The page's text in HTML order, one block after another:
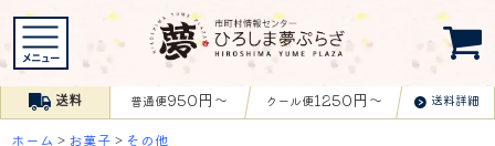
送料 普通便950円〜 クール便1250円〜 送料詳細
ホーム > お菓子 > その他